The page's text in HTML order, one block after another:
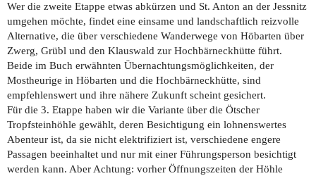
Wer die zweite Etappe etwas abkürzen und St. Anton an der Jessnitz
umgehen möchte, findet eine einsame und landschaftlich reizvolle
Alternative, die über verschiedene Wanderwege von Höbarten über
Zwerg, Grübl und den Klauswald zur Hochbärneckhütte führt.
Beide im Buch erwähnten Übernachtungsmöglichkeiten, der
Mostheurige in Höbarten und die Hochbärneckhütte, sind
empfehlenswert und ihre nähere Zukunft scheint gesichert.
Für die 3. Etappe haben wir die Variante über die Ötscher
Tropfsteinhöhle gewählt, deren Besichtigung ein lohnenswertes
Abenteur ist, da sie nicht elektrifiziert ist, verschiedene engere
Passagen beeinhaltet und nur mit einer Führungsperson besichtigt
werden kann. Aber Achtung: vorher Öffnungszeiten der Höhle